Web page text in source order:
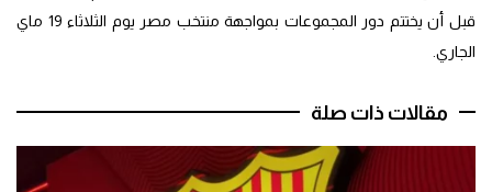
قبل أن يختتم دور المجموعات بمواجهة منتخب مصر يوم الثلاثاء 19 ماي
الجاري.
مقالات ذات صلة